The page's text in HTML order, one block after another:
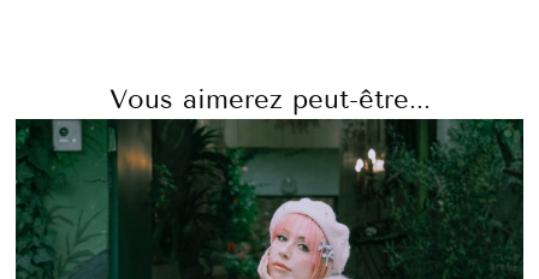
Vous aimerez peut-être...